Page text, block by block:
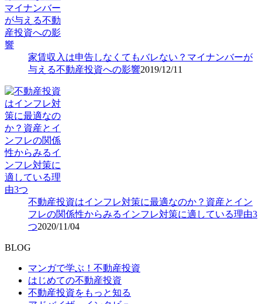
家賃収入は申告しなくてもバレない？マイナンバーが
与える不動産投資への影響2019/12/11
不動産投資はインフレ対策に最適なのか？資産とイン
フレの関係性からみるインフレ対策に適している理由3
つ2020/11/04
BLOG
マンガで学ぶ！不動産投資
はじめての不動産投資
不動産投資をもっと知る